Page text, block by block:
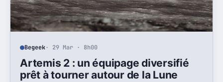
Begeek· 29 Mar · 8h00
Artemis 2 : un équipage diversifié
prêt à tourner autour de la Lune